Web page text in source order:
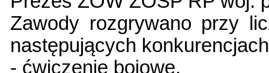
Zawody rozgrywano przy
następujących
- ćwiczenie bojowe,